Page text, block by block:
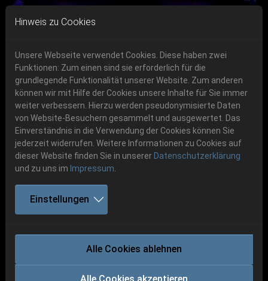
Skip to main navigation
Skip to main content
Skip to page footer
Get your tickets!
Ticketshop www.cudgel.de
Previous Next
Party.San 2014
P.S:O:A Galerie 2014 Shetland
Impressionen
Hinweis zu Cookies
Unsere Webseite verwendet Cookies. Diese haben zwei
Funktionen: Zum einen sind sie erforderlich für die
grundlegende Funktionalität unserer Website. Zum anderen
können wir mit Hilfe der Cookies unsere Inhalte für Sie immer
weiter verbessern. Hierzu werden pseudonymisierte Daten
von Website-Besuchern gesammelt und ausgewertet. Das
Einverständnis in die Verwendung der Cookies können Sie
jederzeit widerrufen. Weitere Informationen zu Cookies auf
dieser Website finden Sie in unserer Datenschutzerklärung
und zu uns im Impressum
Einstellungen
Alle Cookies ablehnen